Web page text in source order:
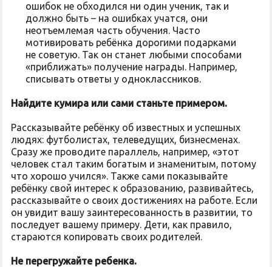
ошибок не обходился ни один ученик, так и
должно быть – на ошибках учатся, они
неотъемлемая часть обучения. Часто
мотивировать ребёнка дорогими подарками
не советую. Так он станет любыми способами
«приближать» получение награды. Например,
списывать ответы у одноклассников.
Найдите кумира или сами станьте примером.
Рассказывайте ребёнку об известных и успешных
людях: футболистах, телеведущих, бизнесменах.
Сразу же проводите параллель, например, «этот
человек стал таким богатым и знаменитым, потому
что хорошо учился». Также сами показывайте
ребёнку свой интерес к образованию, развивайтесь,
рассказывайте о своих достижениях на работе. Если
он увидит вашу заинтересованность в развитии, то
последует вашему примеру. Дети, как правило,
стараются копировать своих родителей.
Не перегружайте ребенка.